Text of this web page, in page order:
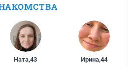
Ната,43 Ирина,44